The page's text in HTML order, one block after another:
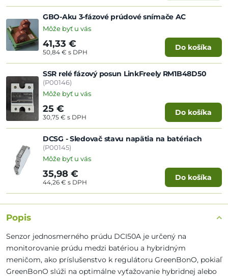
Popis
Senzor jednosmerného prúdu DCI50A je určený na
monitorovanie prúdu medzi batériou a hybridným
meničom, ako príslušenstvo k regulátoru GreenBonO, pokiaľ
GreenBonO slúži na optimálne vyťažovanie hybridnej alebo
GBO-Aku 3-fázové prúdové snímače AC
Môže byť u vás
41,33 €
50,84 € s DPH
Do košíka
SSR relé fázový posun LinkFreely RM1B48D50
(P00146)
Môže byť u vás
25 €
30,75 € s DPH
Do košíka
DCSG - Sledovač stavu napätia na batériach
(P00145)
Môže byť u vás
35,98 €
44,26 € s DPH
Do košíka